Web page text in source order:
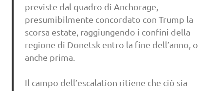
previste dal quadro di Anchorage,
presumibilmente concordato con Trump la
scorsa estate, raggiungendo i confini della
regione di Donetsk entro la fine dell’anno, o
anche prima.
Il campo dell’escalation ritiene che ciò sia